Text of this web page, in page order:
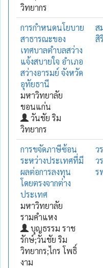
วิทยากร
การกำหนดนโยบาย
สาธารณะของ
เทศบาลตำบลสว่าง
แจ้งสบายใจ อำเภอ
สว่างอารมย์ จังหวัด
อุทัยธานี
มหาวิทยาลัย
ขอนแก่น
วันชัย ริม
วิทยากร
ส
สิ
การขจัดภาษีซ้อน
ระหว่างประเทศที่มี
ผลต่อการลงทุน
โดยตรงจากต่าง
ประเทศ
มหาวิทยาลัย
รามคำแหง
บุญธรรม ราช
รักษ์;วันชัย ริม
วิทยากร;ไกร โพธิ์
งาม
ว
ว
ร